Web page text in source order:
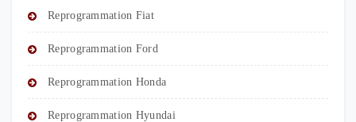
Reprogrammation Fiat
Reprogrammation Ford
Reprogrammation Honda
Reprogrammation Hyundai